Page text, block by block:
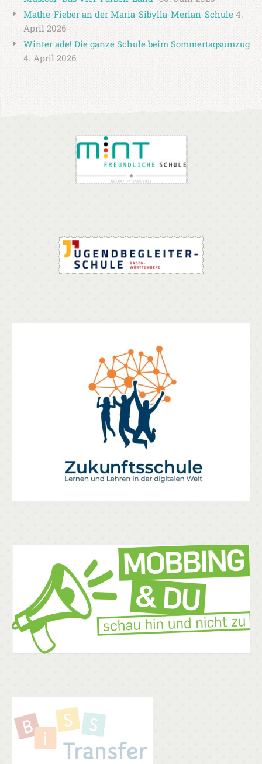
Mathe-Fieber an der Maria-Sibylla-Merian-Schule 4.
April 2026
Winter ade! Die ganze Schule beim Sommertagsumzug
4. April 2026